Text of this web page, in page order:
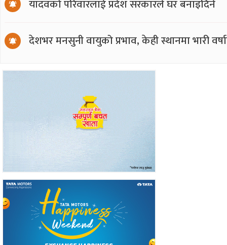
यादवको परिवारलाई प्रदेश सरकारले घर बनाइदिने
देशभर मनसुनी वायुको प्रभाव, केही स्थानमा भारी